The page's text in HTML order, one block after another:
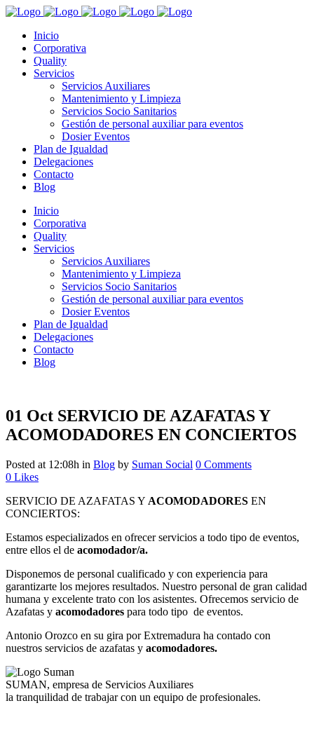
Inicio
Corporativa
Quality
Servicios
Servicios Auxiliares
Mantenimiento y Limpieza
Servicios Socio Sanitarios
Gestión de personal auxiliar para eventos
Dosier Eventos
Plan de Igualdad
Delegaciones
Contacto
Blog
Inicio
Corporativa
Quality
Servicios
Servicios Auxiliares
Mantenimiento y Limpieza
Servicios Socio Sanitarios
Gestión de personal auxiliar para eventos
Dosier Eventos
Plan de Igualdad
Delegaciones
Contacto
Blog
01 Oct SERVICIO DE AZAFATAS Y
ACOMODADORES EN CONCIERTOS
Posted at 12:08h in Blog by Suman Social 0 Comments
0 Likes
SERVICIO DE AZAFATAS Y ACOMODADORES EN
CONCIERTOS:
Estamos especializados en ofrecer servicios a todo tipo de eventos,
entre ellos el de acomodador/a.
Disponemos de personal cualificado y con experiencia para
garantizarte los mejores resultados. Nuestro personal de gran calidad
humana y excelente trato con los asistentes. Ofrecemos servicio de
Azafatas y acomodadores para todo tipo de eventos.
Antonio Orozco en su gira por Extremadura ha contado con
nuestros servicios de azafatas y acomodadores.
SUMAN, empresa de Servicios Auxiliares
la tranquilidad de trabajar con un equipo de profesionales.